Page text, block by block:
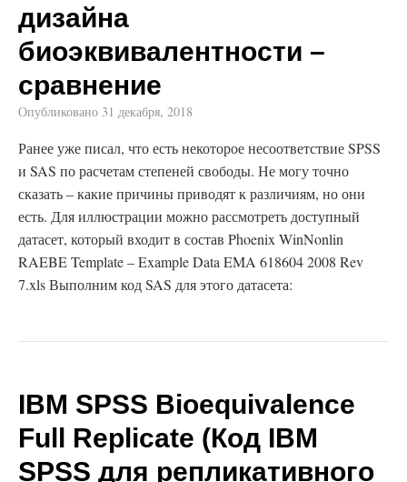
дизайна
биоэквивалентности –
сравнение
Опубликовано 31 декабря, 2018
Ранее уже писал, что есть некоторое несоответствие SPSS
и SAS по расчетам степеней свободы. Не могу точно
сказать – какие причины приводят к различиям, но они
есть. Для иллюстрации можно рассмотреть доступный
датасет, который входит в состав Phoenix WinNonlin
RAEBE Template – Example Data EMA 618604 2008 Rev
7.xls Выполним код SAS для этого датасета:
IBM SPSS Bioequivalence
Full Replicate (Код IBM
SPSS для репликативного